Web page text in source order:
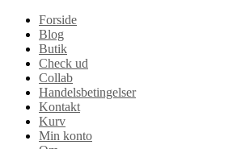
Forside
Blog
Butik
Check ud
Collab
Handelsbetingelser
Kontakt
Kurv
Min konto